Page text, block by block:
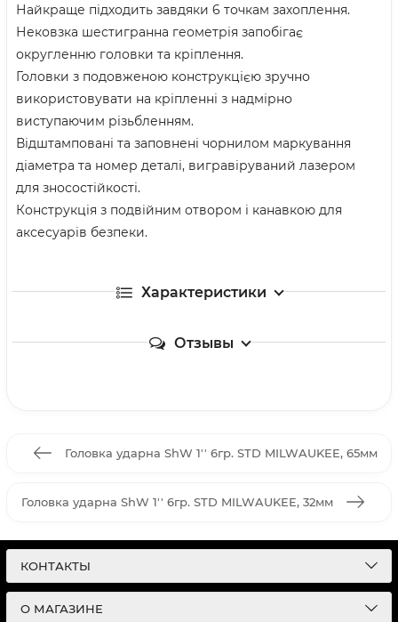
Найкраще підходить завдяки 6 точкам захоплення.
Нековзка шестигранна геометрія запобігає
округленню головки та кріплення.
Головки з подовженою конструкцією зручно
використовувати на кріпленні з надмірно
виступаючим різьбленням.
Відштамповані та заповнені чорнилом маркування
діаметра та номер деталі, вигравіруваний лазером
для зносостійкості.
Конструкція з подвійним отвором і канавкою для
аксесуарів безпеки.
Характеристики
Отзывы
Головка ударна ShW 1'' 6гр. STD MILWAUKEE, 65мм
Головка ударна ShW 1'' 6гр. STD MILWAUKEE, 32мм
КОНТАКТЫ
О МАГАЗИНЕ